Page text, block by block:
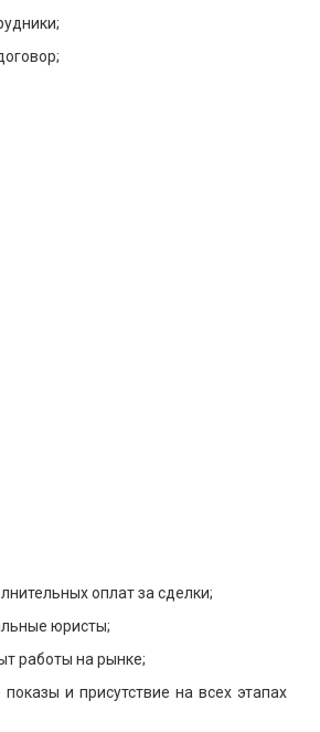
оплат за сделки;
юристы;
работы на рынке;
и присутствие на всех этапах